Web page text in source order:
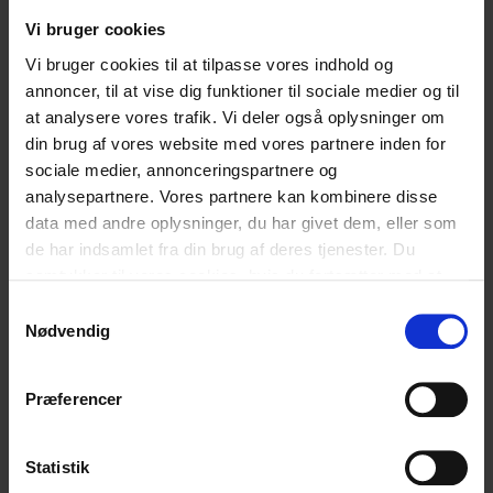
Vi bruger cookies
Vi bruger cookies til at tilpasse vores indhold og
annoncer, til at vise dig funktioner til sociale medier og til
at analysere vores trafik. Vi deler også oplysninger om
din brug af vores website med vores partnere inden for
sociale medier, annonceringspartnere og
analysepartnere. Vores partnere kan kombinere disse
data med andre oplysninger, du har givet dem, eller som
de har indsamlet fra din brug af deres tjenester. Du
Nødvendig
Præferencer
Statistik
rusmidlerne eller livsstilen. Thomas Friis Søgaards
undersøgelse af budservice-branchen viser et
billede af nogle meget entreprenante unge, der
både ser sig selv og handler som små selvstændige
erhvervsdrivende. De interesserer sig for deres
kundekreds’ behov, de laver markedsføring, de
effektiviserer deres arbejdsgange for at blive
hurtigere til at levere osv. De kompetencer budene
bruger er nogle, der kan sættes nyttigt i spil på helt
andre forretningsområder, den dag de ønsker en
Du skal holde dine tider,
det er meget vigtigt. Det